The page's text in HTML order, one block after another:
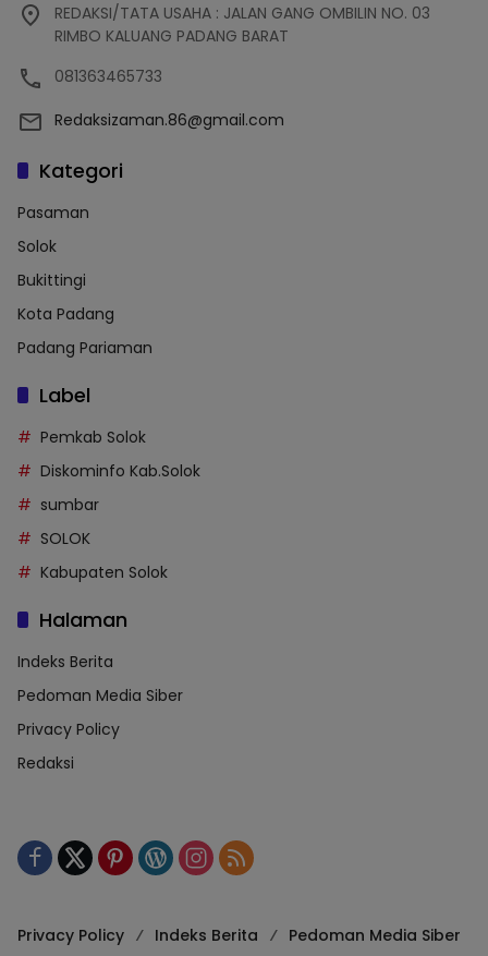
REDAKSI/TATA USAHA : JALAN GANG OMBILIN NO. 03
RIMBO KALUANG PADANG BARAT
081363465733
Redaksizaman.86@gmail.com
Kategori
Pasaman
Solok
Bukittingi
Kota Padang
Padang Pariaman
Label
Pemkab Solok
Diskominfo Kab.Solok
sumbar
SOLOK
Kabupaten Solok
Halaman
Indeks Berita
Pedoman Media Siber
Privacy Policy
Redaksi
Privacy Policy Indeks Berita Pedoman Media Siber